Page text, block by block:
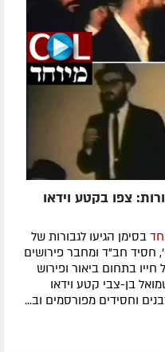
צפו בקטע וידאו
בסימן הגיעו לגבורות של
חסיד חב"ד ומחבר פירושים
בתחום ביאור ופירוש
בן-צבי קטע וידאו
וחסידים מפורסמים וב...